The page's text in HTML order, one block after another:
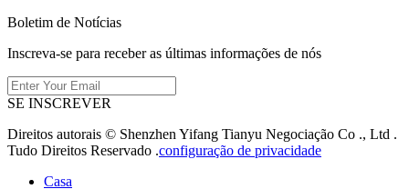
Boletim de Notícias
Inscreva-se para receber as últimas informações de nós
SE INSCREVER
Direitos autorais © Shenzhen Yifang Tianyu Negociação Co ., Ltd .
Tudo Direitos Reservado .configuração de privacidade
Casa